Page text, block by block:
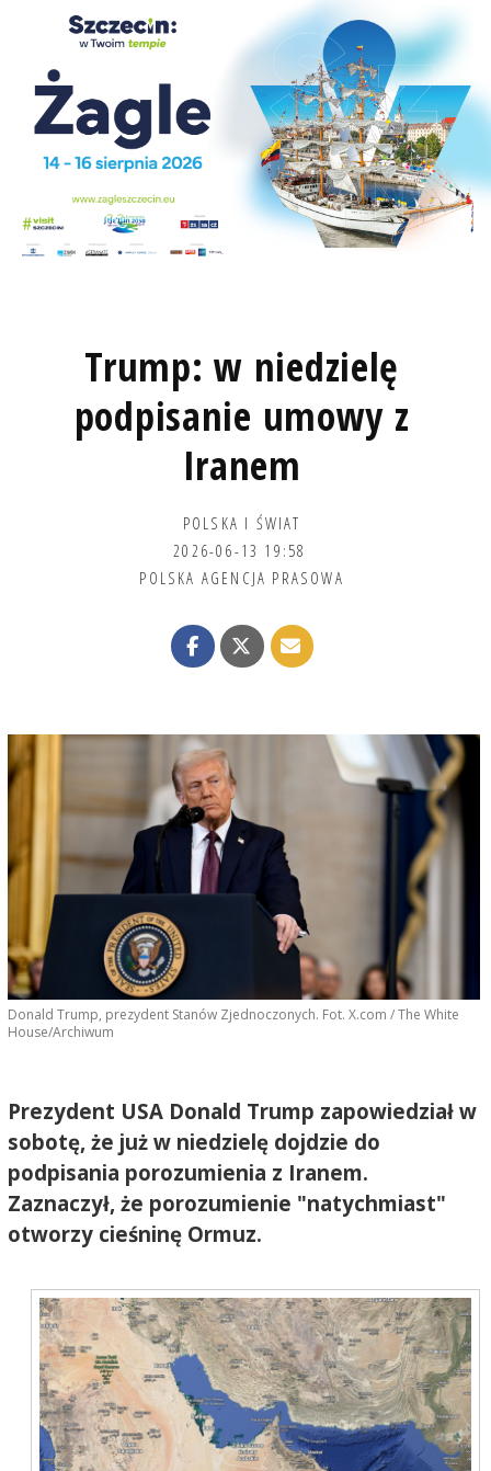
Trump: w niedzielę
podpisanie umowy z
Iranem
POLSKA I ŚWIAT
2026-06-13 19:58
POLSKA AGENCJA PRASOWA
Donald Trump, prezydent Stanów Zjednoczonych. Fot. X.com / The White
House/Archiwum
Prezydent USA Donald Trump zapowiedział w
sobotę, że już w niedzielę dojdzie do
podpisania porozumienia z Iranem.
Zaznaczył, że porozumienie "natychmiast"
otworzy cieśninę Ormuz.